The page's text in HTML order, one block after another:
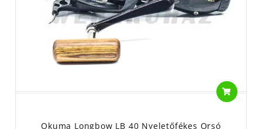
Okuma Longbow LB 40 Nyeletőfékes Orsó